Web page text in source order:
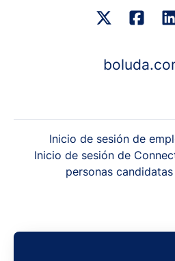
Inicio de sesión de
Inicio de sesión de
personas candidatas